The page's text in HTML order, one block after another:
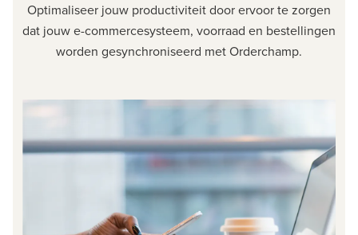
Optimaliseer jouw productiviteit door ervoor te zorgen
dat jouw e-commercesysteem, voorraad en bestellingen
worden gesynchroniseerd met Orderchamp.